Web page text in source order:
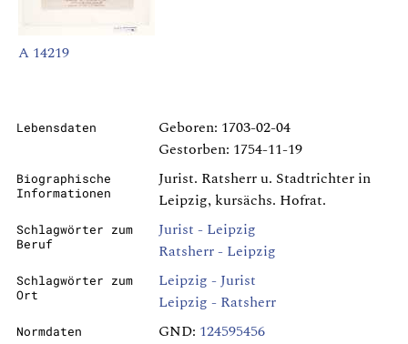
A 14219
Lebensdaten
Geboren: 1703-02-04
Gestorben: 1754-11-19
Biographische
Informationen
Jurist. Ratsherr u. Stadtrichter in
Leipzig, kursächs. Hofrat.
Schlagwörter zum
Beruf
Jurist - Leipzig
Ratsherr - Leipzig
Schlagwörter zum
Ort
Leipzig - Jurist
Leipzig - Ratsherr
Normdaten GND: 124595456